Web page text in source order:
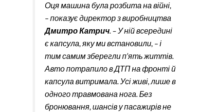
Оця машина була розбита на війні,
– показує директор з виробництва
Дмитро Катрич. – У ній всередині
є капсула, яку ми встановили, – і
тим самим зберегли п’ять життів.
Авто потрапило в ДТП на фронті й
капсула витримала. Усі живі, лише в
одного травмована нога. Без
бронювання, шансів у пасажирів не